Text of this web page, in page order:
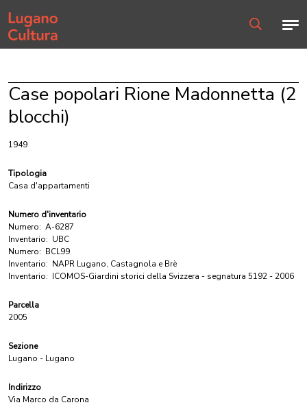
Home page
Case popolari Rione Madonnetta (2
blocchi)
1949
Tipologia
Casa d'appartamenti
Numero d'inventario
Numero: A-6287
Inventario: UBC
Numero: BCL99
Inventario: NAPR Lugano, Castagnola e Brè
Inventario: ICOMOS-Giardini storici della Svizzera - segnatura 5192 - 2006
Parcella
2005
Sezione
Lugano - Lugano
Indirizzo
Via Marco da Carona